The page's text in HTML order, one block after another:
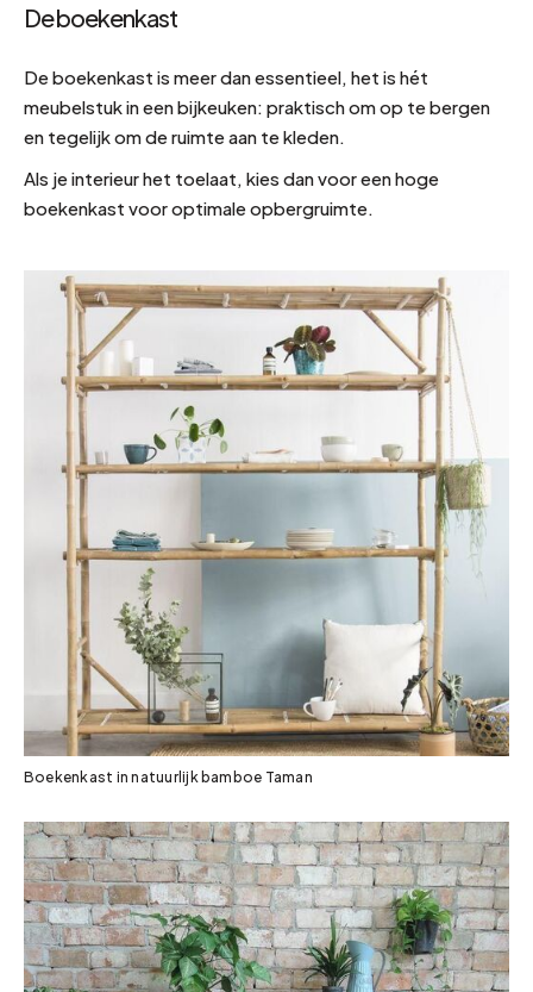
De boekenkast
De boekenkast is meer dan essentieel, het is hét
meubelstuk in een bijkeuken: praktisch om op te bergen
en tegelijk om de ruimte aan te kleden.
Als je interieur het toelaat, kies dan voor een hoge
boekenkast voor optimale opbergruimte.
Boekenkast in natuurlijk bamboe Taman